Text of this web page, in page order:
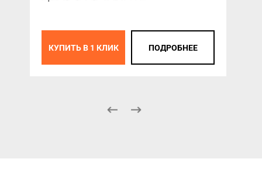
КУПИТЬ В 1 КЛИК ПОДРОБНЕЕ